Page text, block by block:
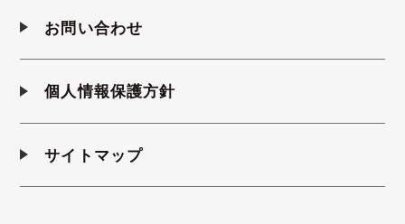
お問い合わせ
個人情報保護方針
サイトマップ